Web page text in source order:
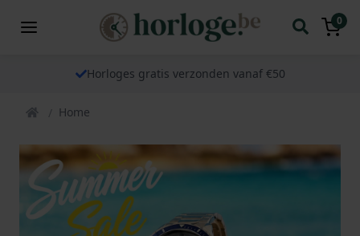
0
Horloges gratis verzonden vanaf €50
Home